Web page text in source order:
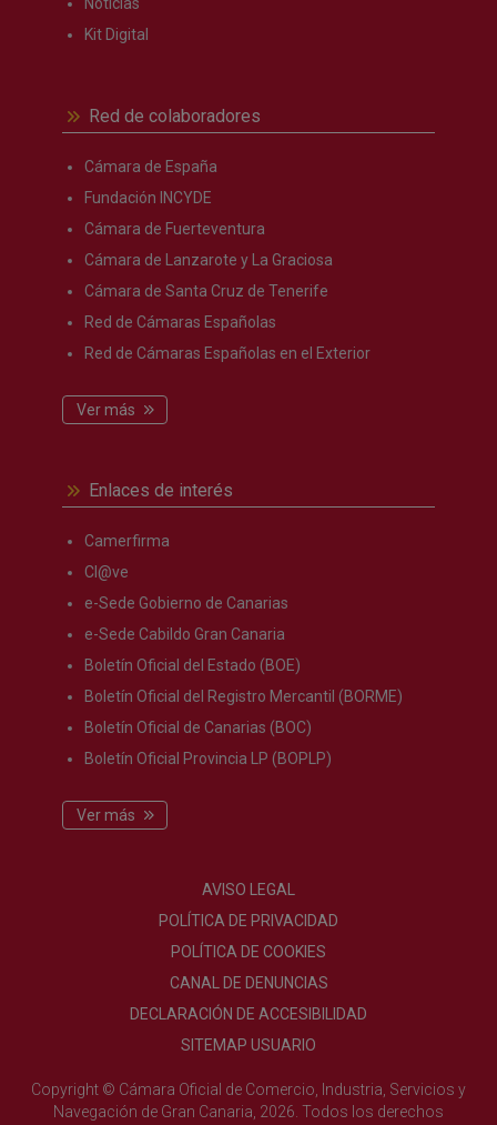
Kit Digital
Red de colaboradores
Cámara de España
Fundación INCYDE
Cámara de Fuerteventura
Cámara de Lanzarote y La Graciosa
Cámara de Santa Cruz de Tenerife
Red de Cámaras Españolas
Red de Cámaras Españolas en el Exterior
Ver más
Enlaces de interés
Camerfirma
Cl@ve
e-Sede Gobierno de Canarias
e-Sede Cabildo Gran Canaria
Boletín Oficial del Estado (BOE)
Boletín Oficial del Registro Mercantil (BORME)
Boletín Oficial de Canarias (BOC)
Boletín Oficial Provincia LP (BOPLP)
Ver más
AVISO LEGAL
POLÍTICA DE PRIVACIDAD
POLÍTICA DE COOKIES
CANAL DE DENUNCIAS
DECLARACIÓN DE ACCESIBILIDAD
SITEMAP USUARIO
Copyright © Cámara Oficial de Comercio, Industria, Servicios y
Navegación de Gran Canaria, 2026. Todos los derechos